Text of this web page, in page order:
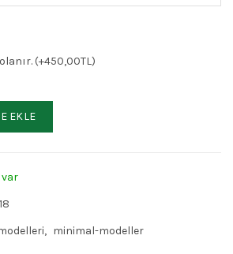
(+450,00TL)
EKLE
minimal-modeller